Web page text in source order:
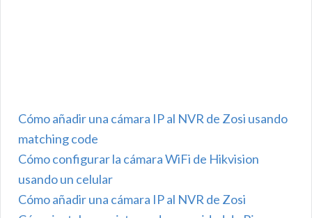
Cómo añadir una cámara IP al NVR de Zosi usando
matching code
Cómo configurar la cámara WiFi de Hikvision
usando un celular
Cómo añadir una cámara IP al NVR de Zosi